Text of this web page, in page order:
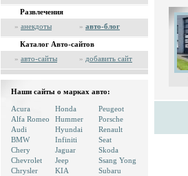
Развлечения
» анекдоты » авто-блог
Каталог Авто-сайтов
» авто-сайты » добавить сайт
Наши сайты о марках авто:
Acura
Alfa Romeo
Audi
BMW
Chery
Chevrolet
Chrysler
Honda
Hummer
Hyundai
Infiniti
Jaguar
Jeep
KIA
Peugeot
Porsche
Renault
Seat
Skoda
Ssang Yong
Subaru